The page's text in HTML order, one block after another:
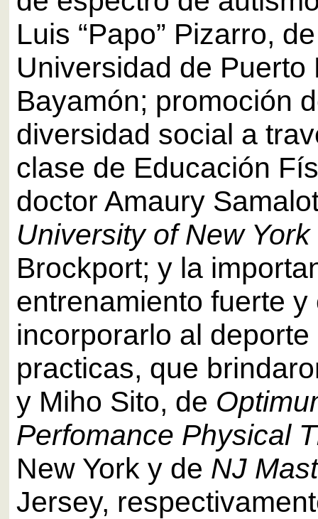
Luis “Papo” Pizarro,
Universidad de Puerto
Bayamón; promoción
diversidad social a
clase de Educación
doctor Amaury
University of New York
Brockport; y la
entrenamiento fuerte y
incorporarlo al deporte
practicas, que
y Miho Sito, de
Perfomance Physical
New York y de NJ
Jersey,